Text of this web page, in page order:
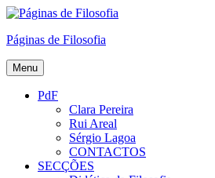
Skip
content
Páginas de Filosofia
Menu
PdF
Clara Pereira
Rui Areal
Sérgio Lagoa
CONTACTOS
SECÇÕES